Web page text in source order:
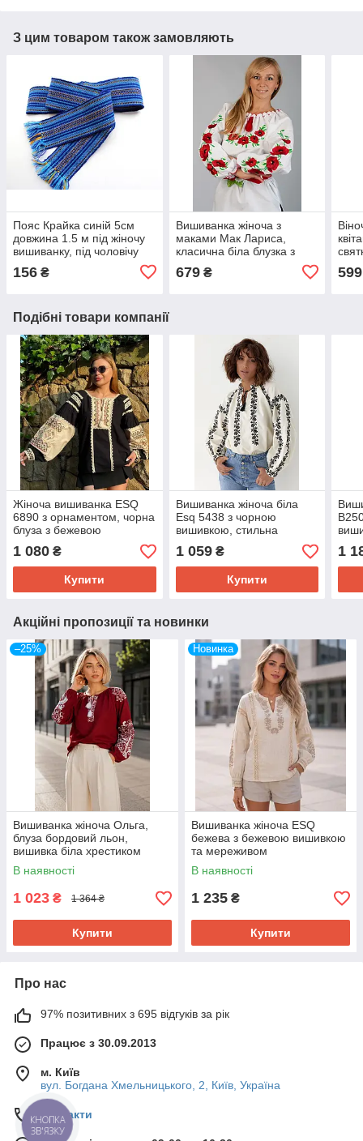
З цим товаром також замовляють
Пояс Крайка синій 5см
довжина 1.5 м під жіночу
вишиванку, під чоловічу
156 ₴
Вишиванка жіноча з
маками Мак Лариса,
класична біла блузка з
довгим рукавом
679₴ 599
Подібні товари компанії
Жіноча вишиванка ESQ
6890 з орнаментом, чорна
блуза з бежевою
вишивкою на рукавах
1 080 ₴
Купити
Вишиванка жіноча біла
Esq 5438 з чорною
вишивкою, стильна
блузка-вишиванка вишита
гладдю з довгим рукавом
1 059₴
Купити
1
Акційні пропозиції та новинки
–25%
Вишиванка жіноча Ольга,
блуза бордовий льон,
вишивка біла хрестиком
Розмір S, M, L, XL, 2XL, 3XL,
4XL, 5XL
В наявності
1 023 ₴ 1 364 ₴
Купити
Новинка
Вишиванка жіноча ESQ
бежева з бежевою вишивкою
та мереживом
В наявності
1 235 ₴
Купити
Про нас
97% позитивних з 695 відгуків за рік
Працює з 30.09.2013
м. Київ
вул. Богдана Хмельницького, 2, Київ, Україна
Контакти
КНОПКА
ЗВ'ЯЗКУ